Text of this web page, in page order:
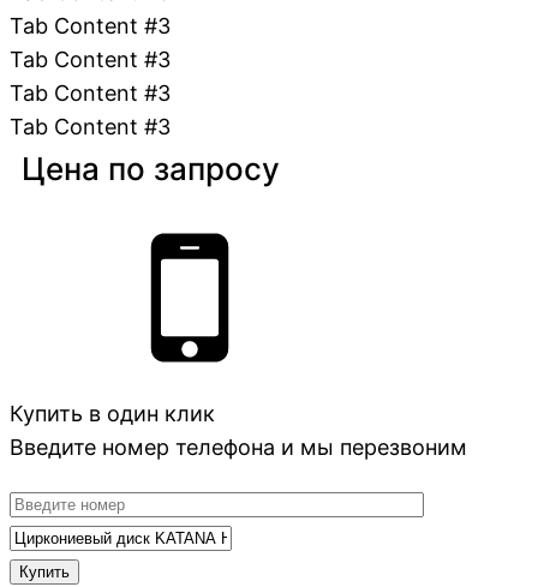
Tab Content #3
Tab Content #3
Tab Content #3
Tab Content #3
Цена по запросу
Купить в один клик
Введите номер телефона и мы перезвоним